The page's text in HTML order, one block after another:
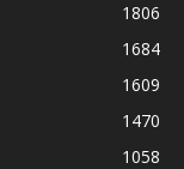
1806
1684
1609
1470
1058